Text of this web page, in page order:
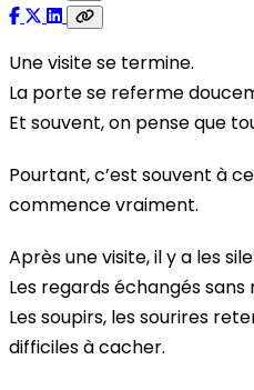
Une visite se termine.
La porte se referme
Et souvent, on pense que
Pourtant, c’est souvent à
commence vraiment.
Après une visite, il y a les
Les regards échangés sans
Les soupirs, les sourires
difficiles à cacher.